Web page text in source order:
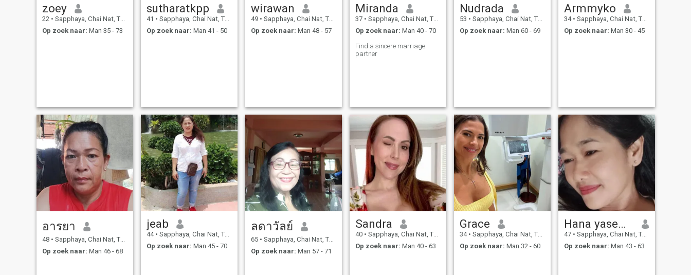
zoey
22 • Sapphaya, Chai Nat, Thailand
Op zoek naar: Man 35 - 73
sutharatkpp
41 • Sapphaya, Chai Nat, Thailand
Op zoek naar: Man 41 - 50
wirawan
49 • Sapphaya, Chai Nat, Thailand
Op zoek naar: Man 48 - 57
Miranda
37 • Sapphaya, Chai Nat, Thailand
Op zoek naar: Man 40 - 70
Find a sincere marriage
partner
Nudrada
53 • Sapphaya, Chai Nat, Thailand
Op zoek naar: Man 60 - 69
Armmyko
34 • Sapphaya, Chai Nat, Thailand
Op zoek naar: Man 30 - 45
อารยา
48 • Sapphaya, Chai Nat, Thailand
Op zoek naar: Man 46 - 68
jeab
44 • Sapphaya, Chai Nat, Thailand
Op zoek naar: Man 45 - 70
ลดาวัลย์
65 • Sapphaya, Chai Nat, Thailand
Op zoek naar: Man 57 - 71
Sandra
40 • Sapphaya, Chai Nat, Thailand
Op zoek naar: Man 40 - 63
Grace
34 • Sapphaya, Chai Nat, Thailand
Op zoek naar: Man 32 - 60
Hana yasemin
47 • Sapphaya, Chai Nat, Thailand
Op zoek naar: Man 43 - 63